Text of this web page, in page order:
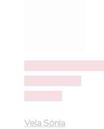
Vela Sónia